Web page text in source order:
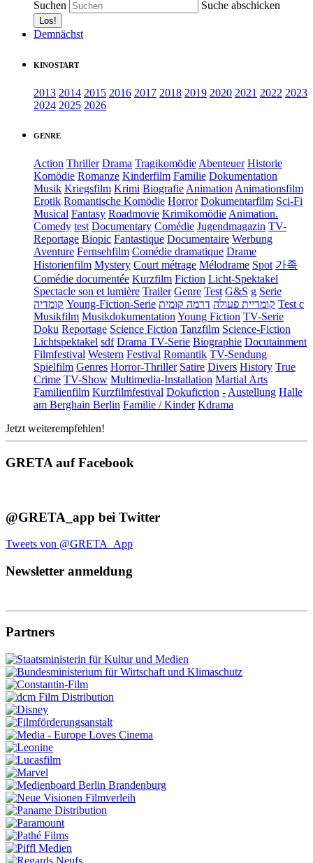
Suchen Suche abschicken
Demnächst
KINOSTART
2013 2014 2015 2016 2017 2018 2019 2020 2021 2022 2023
2024 2025 2026
GENRE
Action Thriller Drama TragikomödieAbenteuer Historie
Komödie Romanze Kinderfilm Familie Dokumentation
Musik Kriegsfilm Krimi BiografieAnimationAnimationsfilm
Erotik Romantische Komödie Horror Dokumentarfilm Sci-Fi
Musical Fantasy Roadmovie KrimikomödieAnimation.
Comedy test Documentary Comédie Jugendmagazin TV-
Reportage Biopic Fantastique Documentaire Werbung
Aventure Fernsehfilm Comédie dramatique Drame
Historienfilm Mystery Court métrage Mélodrame Spot 가족
Comédie documentée Kurzfilm Fiction Licht-Spektakel
Spectacle son et lumière Trailer Genre Test G&S g Serie
קומדיה Young-Fiction-Serie קומדיית פעולה דרמה קומית
Test c
Musikfilm MusikdokumentationYoung Fiction TV-Serie
Doku Reportage Science Fiction Tanzfilm Science-Fiction
Lichtspektakel sdf Drama TV-Serie Biographie Docutainment
Filmfestival Western Festival Romantik TV-Sendung
Spielfilm Genres Horror-Thriller Satire Divers History True
Crime TV-Show Multimedia-Installation Martial Arts
Familienfilm Kurzfilmfestival Dokufiction -Austellung Halle
am Berghain Berlin Familie / Kinder Kdrama
Jetzt weiterempfehlen!
GRETA auf Facebook
@GRETA_app bei Twitter
Tweets von @GRETA_App
Newsletter anmeldung
Partners